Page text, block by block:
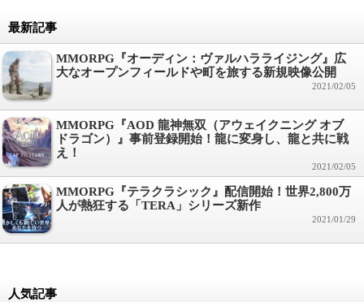
最新記事
MMORPG『オーディン：ヴァルハラライジング』広
大なオープンフィールドや町を旅する新規映像公開
2021/02/05
MMORPG『AOD 龍神無双（アウェイクニング オブ
ドラゴン）』事前登録開始！龍に変身し、龍と共に戦
え！
2021/02/05
MMORPG『テラクラシック』配信開始！世界2,800万
人が熱狂する「TERA」シリーズ新作
2021/01/29
人気記事